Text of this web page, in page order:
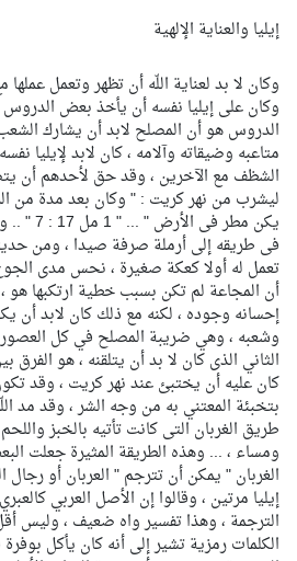
إيليا والعناية الإلهية
وكان لا بد لعناية اللّه أن تظهر وتعمل
وكان على إيليا نفسه أن يأخذ بعض
الدروس هو أن المصلح لابد أن يشارك
متاعبه وضيقاته وآلامه ، كان لابد لإيليا
الشظف مع الآخرين ، وقد حق لأحدهم أن
ليشرب من نهر كريت : " وكان بعد مدة من
يكن مطر
فى طريقه إلى أرملة صرفة صيدا ، ومن
تعمل له أولا كعكة صغيرة ، نحس مدى
أن المجاعة لم تكن بسبب خطية ارتكبها هو
إحسانه وجوده ، لكنه مع ذلك كان لابد أن
وشعبه ، وهي ضريبة المصلح في كل
الثاني الذى كان لا بد أن يتلقنه ، هو الفرق
كان عليه أن يختبئ عند نهر كريت ، وقد
بتخبئة المعتني به من وجه الشر ، وقد مد
طريق الغربان التى كانت تأتيه بالخبز
ومساء ، ... وهذه الطريقة المثيرة جعلت
الغربان " يمكن أن تترجم " العربان أو رجال
إيليا مرتين ، وقالوا إن الأصل العربي
الترجمة ، وهذا تفسير واه ضعيف ، وليس
الكلمات رمزية تشير إلى أنه كان يأكل